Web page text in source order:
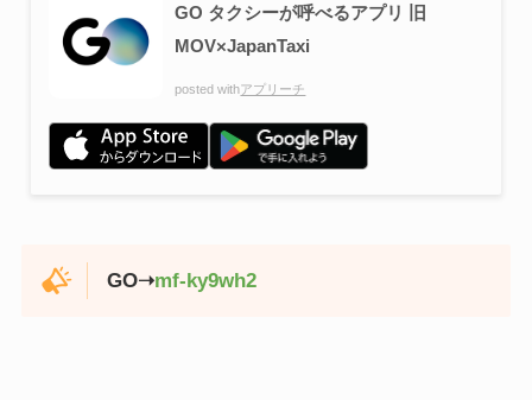
GO タクシーが呼べるアプリ 旧
MOV×JapanTaxi
posted withアプリーチ
GO➝mf-ky9wh2